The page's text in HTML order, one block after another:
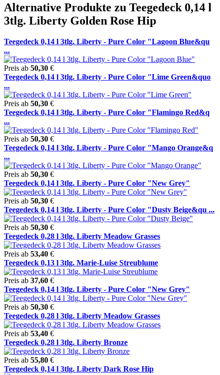
Alternative Produkte zu Teegedeck 0,14 l
3tlg. Liberty Golden Rose Hip
Teegedeck 0,14 l 3tlg. Liberty - Pure Color "Lagoon Blue&qu
...
Preis ab 50,30 €
Teegedeck 0,14 l 3tlg. Liberty - Pure Color "Lime Green&quo
...
Preis ab 50,30 €
Teegedeck 0,14 l 3tlg. Liberty - Pure Color "Flamingo Red&q
...
Preis ab 50,30 €
Teegedeck 0,14 l 3tlg. Liberty - Pure Color "Mango Orange&q
...
Preis ab 50,30 €
Teegedeck 0,14 l 3tlg. Liberty - Pure Color "New Grey"
Preis ab 50,30 €
Teegedeck 0,14 l 3tlg. Liberty - Pure Color "Dusty Beige&qu ...
Preis ab 50,30 €
Teegedeck 0,28 l 3tlg. Liberty Meadow Grasses
Preis ab 53,40 €
Teegedeck 0,13 l 3tlg. Marie-Luise Streublume
Preis ab 37,60 €
Teegedeck 0,14 l 3tlg. Liberty - Pure Color "New Grey"
Preis ab 50,30 €
Teegedeck 0,28 l 3tlg. Liberty Meadow Grasses
Preis ab 53,40 €
Teegedeck 0,28 l 3tlg. Liberty Bronze
Preis ab 55,80 €
Teegedeck 0,14 l 3tlg. Liberty Dark Rose Hip